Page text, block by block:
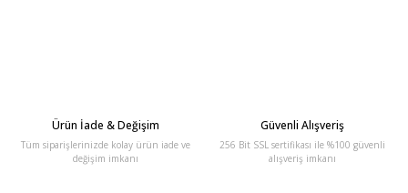
Ürün İade & Değişim
Tüm siparişlerinizde kolay ürün iade ve
değişim imkanı
Güvenli Alışveriş
256 Bit SSL sertifikası ile %100 güvenli
alışveriş imkanı